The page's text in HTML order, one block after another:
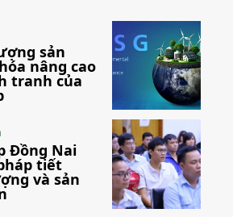
sản
nâng cao
tranh của
Đồng Nai
tiết
và sản